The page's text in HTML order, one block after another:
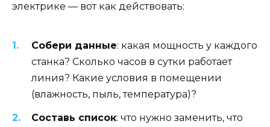
электрике — вот как действовать:
Собери данные: какая мощность у каждого
станка? Сколько часов в сутки работает
линия? Какие условия в помещении
(влажность, пыль, температура)?
Составь список: что нужно заменить, что